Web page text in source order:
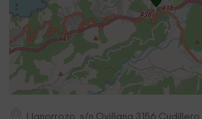
Llanorrozo, s/n Oviñana 3156 Cudillero